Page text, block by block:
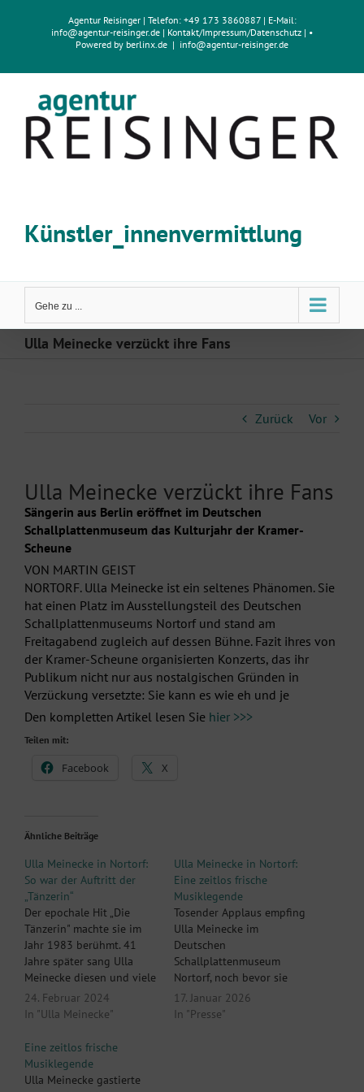
Agentur Reisinger| Telefon: +49 173 3860887 | E-Mail:
info@agentur-reisinger.de | Kontakt/Impressum/Datenschutz | •
Powered by berlinx.de | info@agentur-reisinger.de
Künstler_innenvermittlung
Gehe zu ...
Ulla Meinecke verzückt ihre Fans
Zurück Vor
Ulla Meinecke verzückt ihre Fans
Sängerin aus Berlin eröffnet im Deutschen
Schallplattenmuseum das Kulturjahr der Kramer-
Scheune
VON MARTIN GEIST
NORTORF. Ulla Meinecke ist ein seltenes Phänomen. Sie
hat einen Platz im Ausstellungsteil des Deutschen
Schallplattenmuseums Nortorf und stand am
Freitagabend zugleich auf dessen Bühne. Fazit ihres von
der Kramer-Scheune organisierten Konzerts, das ihr
Publikum nicht nur aus nostalgischen Gründen in
Verzückung versetzte: Sie kann es wie eh und je
Den kompletten Artikel lesen Sie hier >>>
Teilen mit:
Facebook X
Ähnliche Beiträge
Ulla Meinecke in Nortorf:
So war der Auftritt der
„Tänzerin“
Der epochale Hit „Die
Tänzerin" machte sie im
Jahr 1983 berühmt. 41
Jahre später sang Ulla
Meinecke diesen und viele
weitere Songs auf der
Bühne des
Nortorf. So war ihr
Konzert. Nortorf. Ulla
Meinecke ist ein seltenes
24. Februar 2024
In "Ulla Meinecke"
Ulla Meinecke in Nortorf:
Eine zeitlos frische
Musiklegende
Tosender Applaus empfing
Ulla Meinecke im
Deutschen
Schallplattenmuseum
Nortorf, noch bevor sie
den ersten Ton von sich
gegeben hatte.
17. Januar 2026
In "Presse"
Eine zeitlos frische
Musiklegende
Ulla Meinecke gastierte